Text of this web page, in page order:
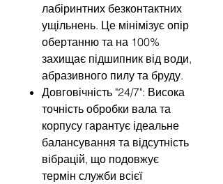
лабіринтних безконтактних
ущільнень. Це мінімізує опір
обертанню та на 100%
захищає підшипник від води,
абразивного пилу та бруду.
Довговічність "24/7": Висока
точність обробки вала та
корпусу гарантує ідеальне
балансування та відсутність
вібрацій, що подовжує
термін служби всієї